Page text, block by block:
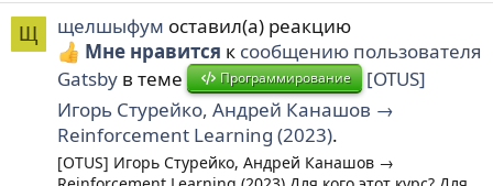
Щ щелшыфум оставил(а) реакцию
Мне нравится к сообщению пользователя
Gatsby в теме Программирование
[OTUS]
Игорь Стурейко, Андрей Канашов →
Reinforcement Learning (2023).
[OTUS] Игорь Стурейко, Андрей Канашов →